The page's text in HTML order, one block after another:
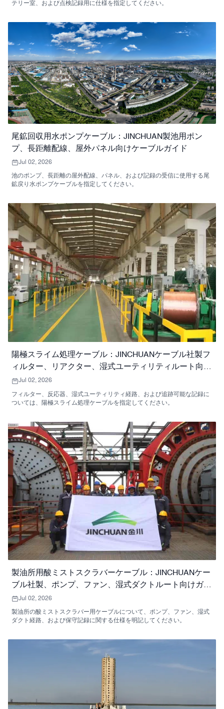
テリー室、および点検記録用に仕様を指定してください。
尾鉱回収用水ポンプケーブル：JINCHUAN製池用ポン
プ、長距離配線、屋外パネル向けケーブルガイド
Jul 02, 2026
池のポンプ、長距離の屋外配線、パネル、および記録の受信に使用する尾
鉱戻り水ポンプケーブルを指定してください。
陽極スライム処理ケーブル：JINCHUANケーブル社製フ
ィルター、リアクター、湿式ユーティリティルート向け
ガイド
Jul 02, 2026
フィルター、反応器、湿式ユーティリティ経路、および追跡可能な記録に
ついては、陽極スライム処理ケーブルを指定してください。
製油所用酸ミストスクラバーケーブル：JINCHUANケー
ブル社製、ポンプ、ファン、湿式ダクトルート向けガイ
ドJul 02, 2026
製油所の酸ミストスクラバー用ケーブルについて、ポンプ、ファン、湿式
ダクト経路、および保守記録に関する仕様を明記してください。